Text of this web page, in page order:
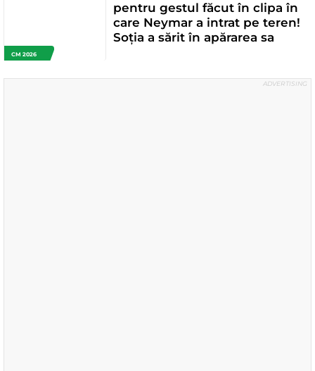
CM 2026
pentru gestul făcut în clipa în
care Neymar a intrat pe teren!
Soția a sărit în apărarea sa